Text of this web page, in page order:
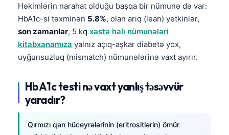
Həkimlərin narahat olduğu başqa bir nümunə də var:
HbA1c-si təxminən 5.8%, olan arıq (lean) yetkinlər,
son zamanlar, 5 kq xəstə halı nümunələri
kitabxanamıza yalnız açıq-aşkar diabetə yox,
uyğunsuzluq (mismatch) nümunələrinə vaxt ayırır.
HbA1c testi nə vaxt yanlış təsəvvür
yaradır?
Qırmızı qan hüceyrələrinin (eritrositlərin) ömür